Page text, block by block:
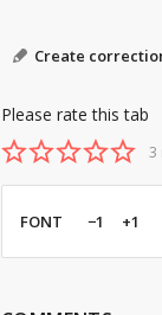
Create
Please rate this tab
3
FONT −1 +1